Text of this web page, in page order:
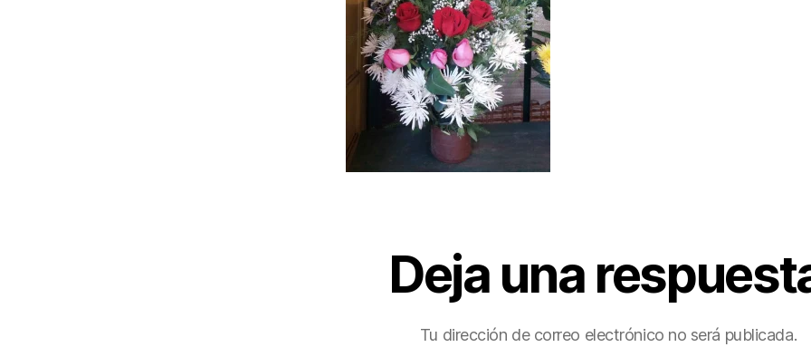
Deja una
Tu dirección de correo electrónico no será publicada.